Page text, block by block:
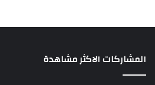
المشاركات الاكثر مشاهدة